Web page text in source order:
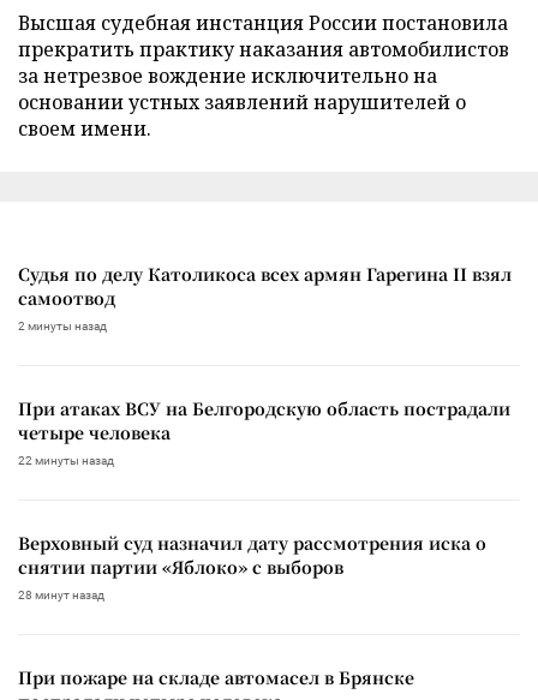
Высшая судебная инстанция России постановила
прекратить практику наказания автомобилистов
за нетрезвое вождение исключительно на
основании устных заявлений нарушителей о
своем имени.
Судья по делу Католикоса всех армян Гарегина II взял
самоотвод
2 минуты назад
При атаках ВСУ на Белгородскую область пострадали
четыре человека
22 минуты назад
Верховный суд назначил дату рассмотрения иска о
снятии партии «Яблоко» с выборов
28 минут назад
При пожаре на складе автомасел в Брянске